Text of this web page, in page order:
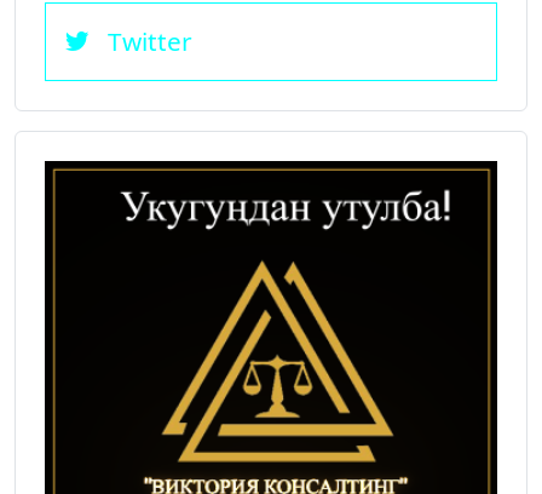
Twitter